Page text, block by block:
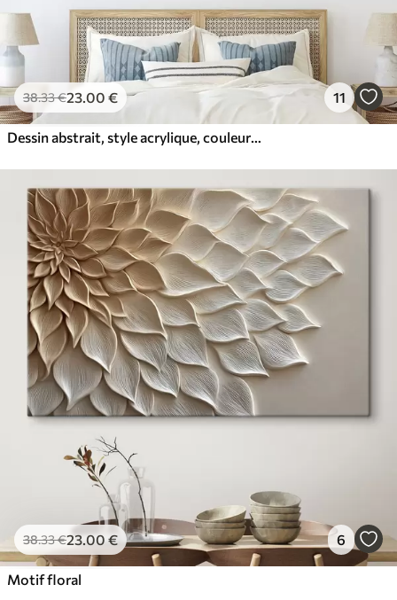
38.33€23 .00 € 11
38.33€23.00 € 6
Motif floral